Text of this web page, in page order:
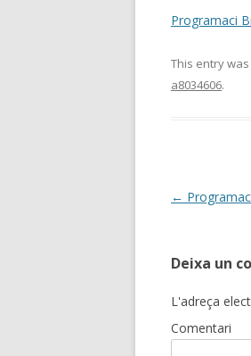
Programaci
This entry
a8034606.
Post
←
Deixa un
L'adreça
Comentari